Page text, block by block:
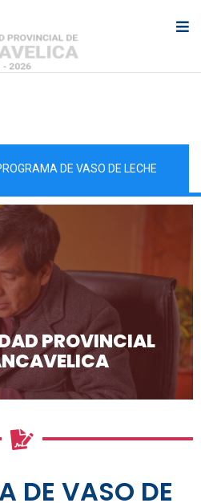
DE VASO DE LECHE
PROVINCIAL
DE VASO DE